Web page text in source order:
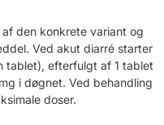
den konkrete variant og
Ved akut diarré starter
tablet), efterfulgt af 1 tablet
i døgnet. Ved behandling
doser.